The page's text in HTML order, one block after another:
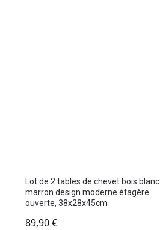
Lot de 2 tables de chevet bois blanc
marron design moderne étagère
ouverte, 38x28x45cm
89,90€